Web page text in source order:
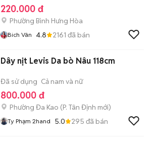
220.000 đ
Phường Bình Hưng Hòa
Bich Vân 4.8 2161 đã bán
Dây nịt Levis Da bò Nâu 118cm
Đã sử dụng Cả nam và nữ
800.000 đ
Phường Đa Kao (P. Tân Định mới)
Ty Phạm 2hand 5.0 295 đã bán